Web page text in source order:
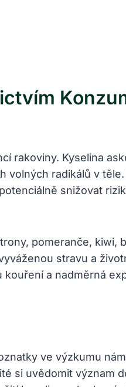
rakoviny. Kyselina
volných radikálů v
snižovat
pomeranče, kiwi,
stravu a
a nadměrná
ve výzkumu
si uvědomit význam